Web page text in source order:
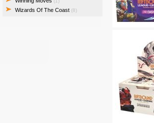
Wizards Of The Coast (8)